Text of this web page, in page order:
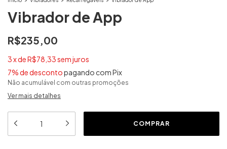
Vibrador de App
R$235,00
3xdeR$78,33sem juros
7% de descontopagando com Pix
Não acumulável com outras promoções
Ver mais detalhes